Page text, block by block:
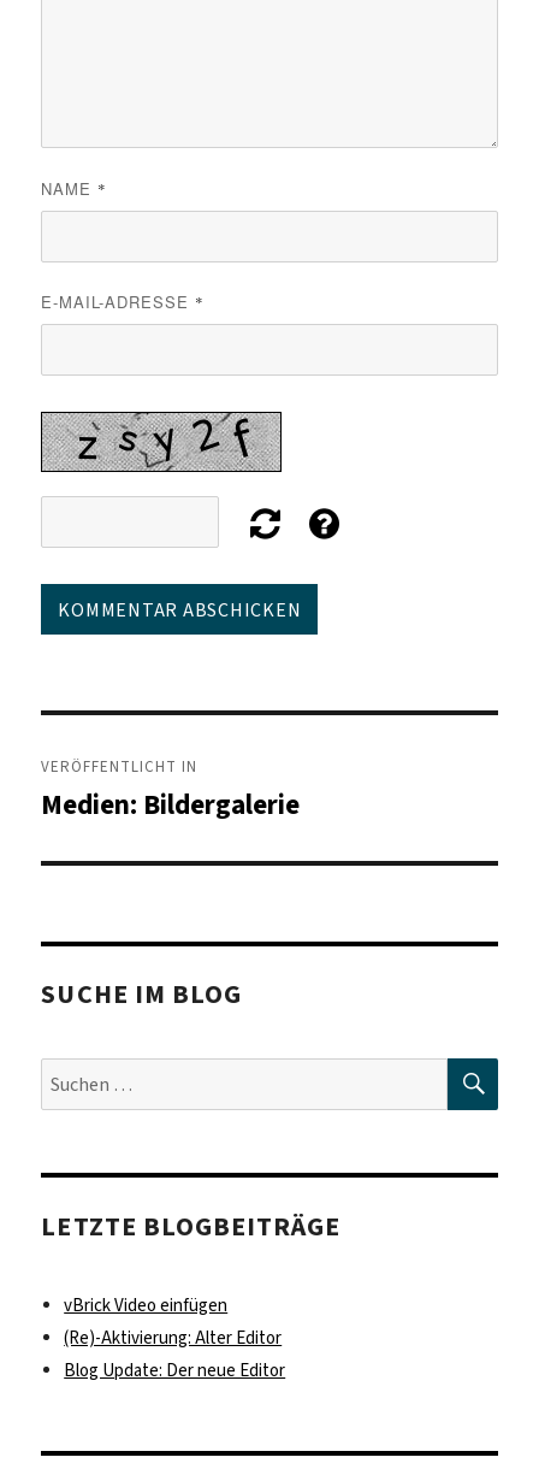
NAME *
E-MAIL-ADRESSE *
Beitragsnavigation
VERÖFFENTLICHT IN
Medien: Bildergalerie
SUCHE IM BLOG
Suche
nach:
LETZTE BLOGBEITRÄGE
vBrick Video einfügen
(Re)-Aktivierung: Alter Editor
Blog Update: Der neue Editor